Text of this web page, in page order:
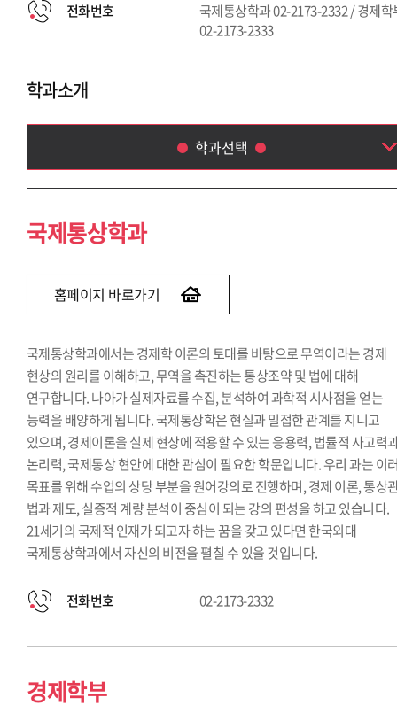
전화번호
국제통상학과 02-2173-2332 / 경제학
02-2173-2333
학과소개
학과선택
국제통상학과
국제통상학과
홈페이지 바로가기
국제통상학과에서는 경제학 이론의 토대를 바탕으로 무역이라는 경제
현상의 원리를 이해하고, 무역을 촉진하는 통상조약 및 법에 대해
연구합니다. 나아가 실제자료를 수집, 분석하여 과학적 시사점을 얻는
능력을 배양하게 됩니다. 국제통상학은 현실과 밀접한 관계를 지니고
있으며, 경제이론을 실제 현상에 적용할 수 있는 응용력, 법률적 사고력
논리력, 국제통상 현안에 대한 관심이 필요한 학문입니다. 우리 과는 이
목표를 위해 수업의 상당 부분을 원어강의로 진행하며, 경제 이론, 통상
법과 제도, 실증적 계량 분석이 중심이 되는 강의 편성을 하고 있습니다.
21세기의 국제적 인재가 되고자 하는 꿈을 갖고 있다면 한국외대
국제통상학과에서 자신의 비전을 펼칠 수 있을 것입니다.
전화번호 02-2173-2332
경제학부